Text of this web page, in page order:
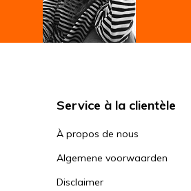
Service à la clientèle
À propos de nous
Algemene voorwaarden
Disclaimer